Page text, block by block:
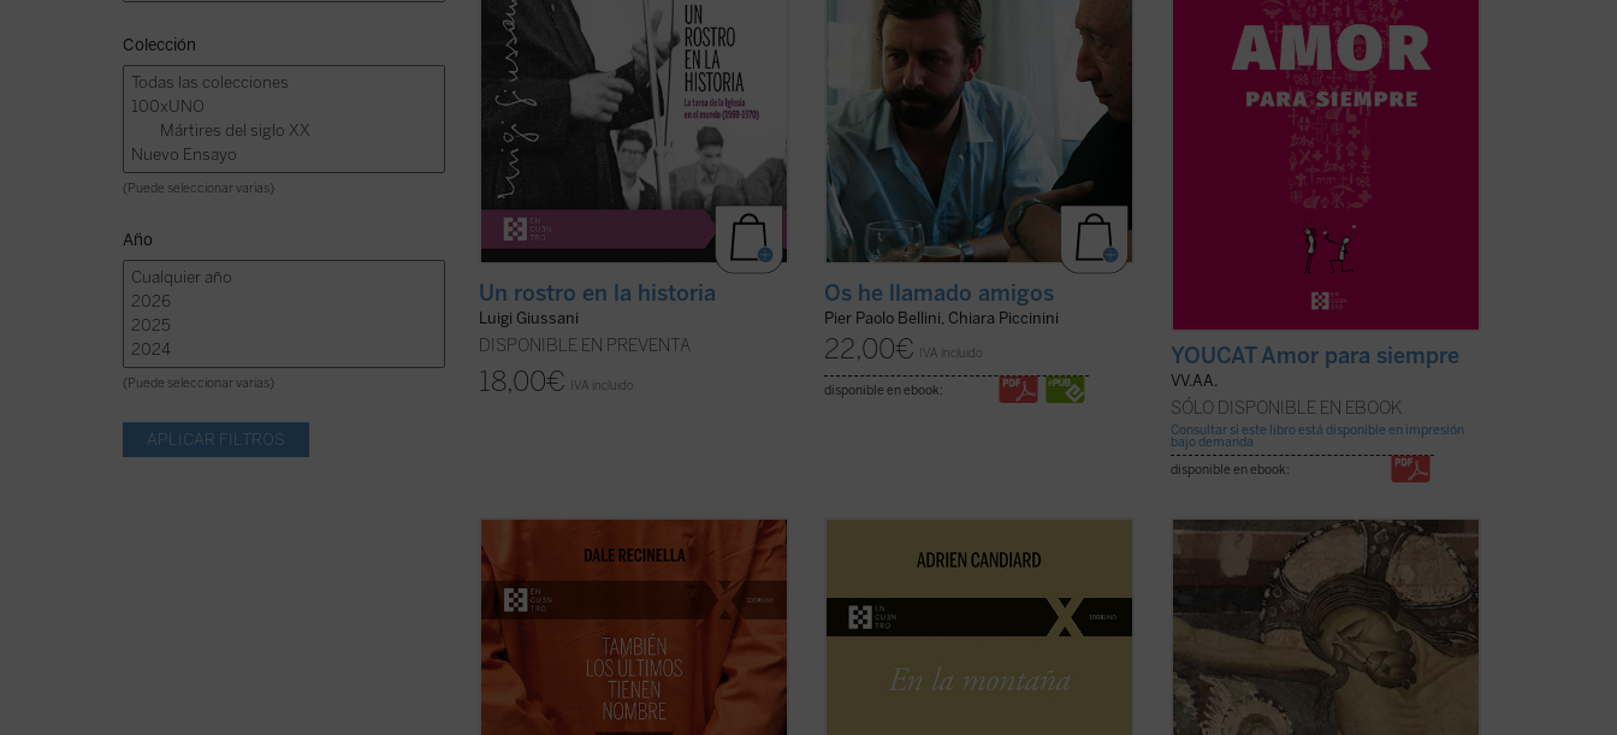
Colección
(Puede seleccionar varias)
Año
(Puede seleccionar varias)
Un rostro en la historia
Luigi Giussani
DISPONIBLE EN PREVENTA
18,00€ IVA incluido
Os he llamado amigos
Pier Paolo Bellini, Chiara Piccinini
22,00€ IVA incluido
disponible en ebook:
YOUCAT Amor para siempre
VV.AA.
SÓLO DISPONIBLE EN EBOOK
Consultar si este libro está disponible en impresión
bajo demanda
disponible en ebook:
Con una mirada profunda y compasiva,
nadie quiere mirar: el rostro humano
detrás de una sentencia, el clamor que
ningún tribunal alcanza a oír. Mientras el
tiempo se acerca a su final, él
permanece junto ...(ver ficha)
En la montaña. La aspereza y la
corazón del Sermón de la Montaña, allí
donde Jesús proclama las
Bienaventuranzas y propone exigencias
enemigos, perdonar ...(ver ficha)
¿Qué hacer cuando el sufrimiento se
vuelve insoportable y las respuestas
convencionales ya no bastan? El monje y
obispo Erik Varden nos propone un
camino. Inspirándose en un antiguo
poema cisterciense, este libro nos invita
a contemplar ...